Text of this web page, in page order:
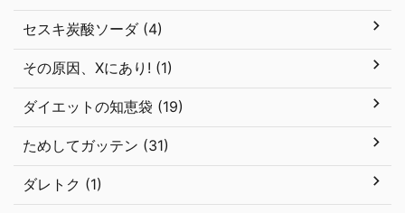
セスキ炭酸ソーダ (4)
その原因、Xにあり! (1)
ダイエットの知恵袋 (19)
ためしてガッテン (31)
ダレトク (1)